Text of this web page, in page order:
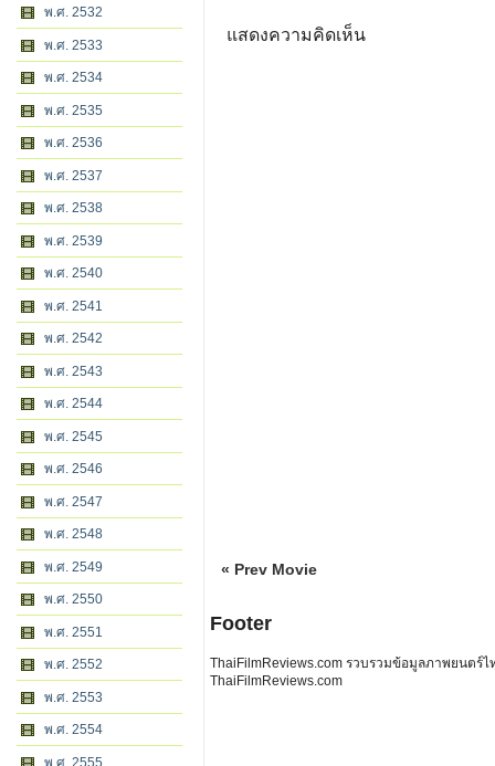
พ.ศ. 2532
พ.ศ. 2533
พ.ศ. 2534
พ.ศ. 2535
พ.ศ. 2536
พ.ศ. 2537
พ.ศ. 2538
พ.ศ. 2539
พ.ศ. 2540
พ.ศ. 2541
พ.ศ. 2542
พ.ศ. 2543
พ.ศ. 2544
พ.ศ. 2545
พ.ศ. 2546
พ.ศ. 2547
พ.ศ. 2548
พ.ศ. 2549
พ.ศ. 2550
พ.ศ. 2551
พ.ศ. 2552
พ.ศ. 2553
พ.ศ. 2554
พ.ศ. 2555
แสดงความคิดเห็น
« Prev Movie
Footer
ThaiFilmReviews.com รวบรวมข้อมูลภาพยนตร์
ThaiFilmReviews.com